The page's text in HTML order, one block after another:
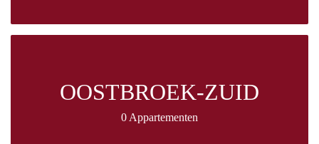
OOSTBROEK-ZUID
0 Appartementen